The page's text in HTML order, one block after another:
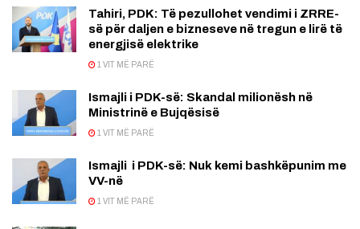
Tahiri, PDK: Të pezullohet vendimi i ZRRE-
së për daljen e bizneseve në tregun e lirë të
energjisë elektrike
1 VIT MË PARË
Ismajli i PDK-së: Skandal milionësh në
Ministrinë e Bujqësisë
1 VIT MË PARË
Ismajli i PDK-së: Nuk kemi bashkëpunim me
VV-në
1 VIT MË PARË